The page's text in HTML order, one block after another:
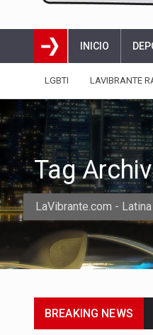
INICIO
LGBTI LAVIBRANTE
LaVibrante.com -
Tag
BREAKING NEWS